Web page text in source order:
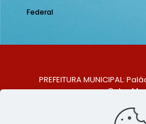
Federal
PREFEITURA MUNICIPAL:
Celso
Centro, São Bento do Una -